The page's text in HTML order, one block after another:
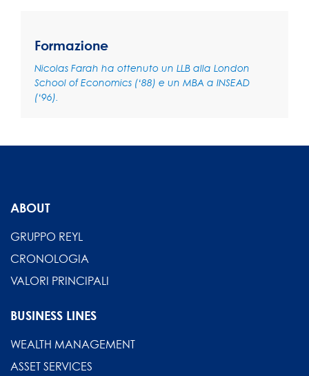
Formazione
Nicolas Farah ha ottenuto un LLB alla London
School of Economics (‘88) e un MBA a INSEAD
(‘96).
ABOUT
GRUPPO REYL
CRONOLOGIA
VALORI PRINCIPALI
BUSINESS LINES
WEALTH MANAGEMENT
ASSET SERVICES